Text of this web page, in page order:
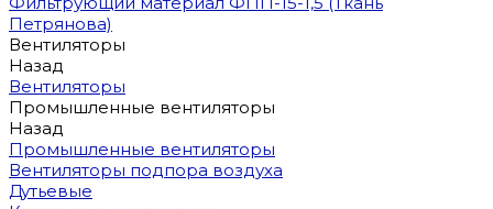
Петрянова)
Вентиляторы
Назад
Вентиляторы
Промышленные вентиляторы
Назад
Промышленные вентиляторы
Вентиляторы подпора воздуха
Дутьевые